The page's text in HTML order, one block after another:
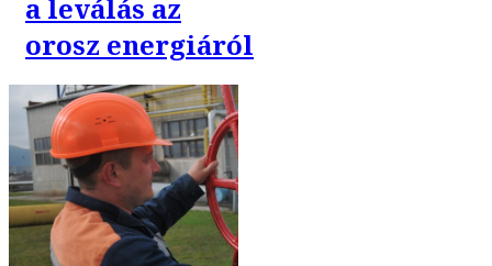
a leválás az
orosz energiáról